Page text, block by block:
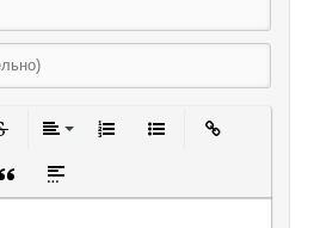
ссылку
смайликскрытого текста
Вставка цитаты
Вставка спойлера